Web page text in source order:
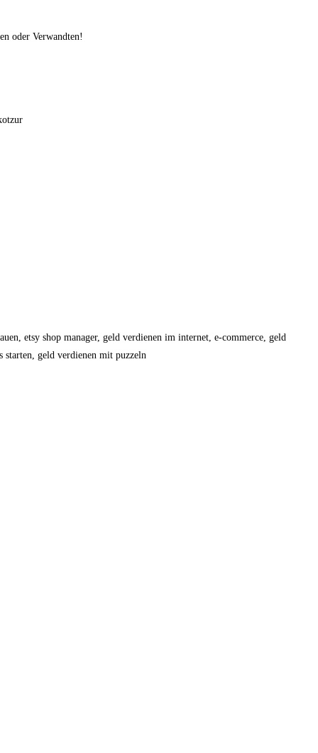
oder Verwandten!
etsy shop manager, geld verdienen im internet, e-commerce, geld
starten, geld verdienen mit puzzeln